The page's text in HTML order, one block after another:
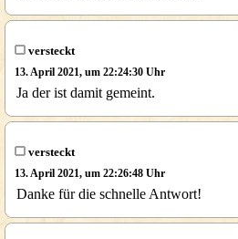
versteckt
13. April 2021, um 22:24:30 Uhr
Ja der ist damit gemeint.
versteckt
13. April 2021, um 22:26:48 Uhr
Danke für die schnelle Antwort!